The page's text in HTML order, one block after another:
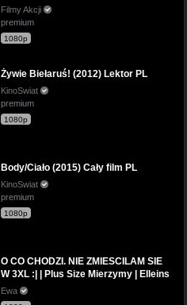
Filmy Akcji
premium
1080p
Żywie Biełaruś! (2012) Lektor PL
KinoSwiat
premium
1080p
Body/Ciało (2015) Cały film PL
KinoSwiat
premium
1080p
O CO CHODZI. NIE ZMIESCILAM SIE
W 3XL :| | Plus Size Mierzymy | Elleins
Ewa